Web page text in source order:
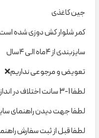
جین کاغذی
کمر شلوار کش دوزی شده
سایزبندی از ۴ماه الی ۴سال
تعویض و مرجوعی نداریم❌
لطفا 1-3 سانت اختلاف در اندازه گیری را لحاظ کنید
لطفا جهت دیدن راهنمای
لطفا قبل از ثبت سفارش